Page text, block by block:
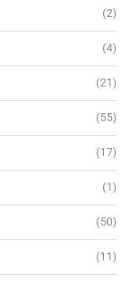
(2)
(4)
(21)
(55)
(17)
(1)
(50)
(11)